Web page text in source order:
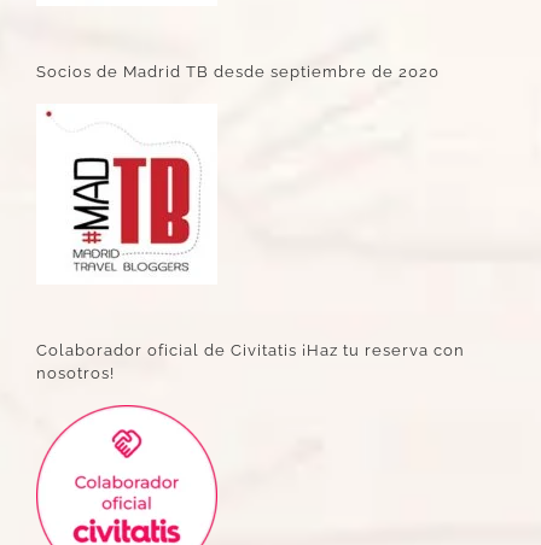
Socios de Madrid TB desde septiembre de 2020
Colaborador oficial de Civitatis ¡Haz tu reserva con
nosotros!